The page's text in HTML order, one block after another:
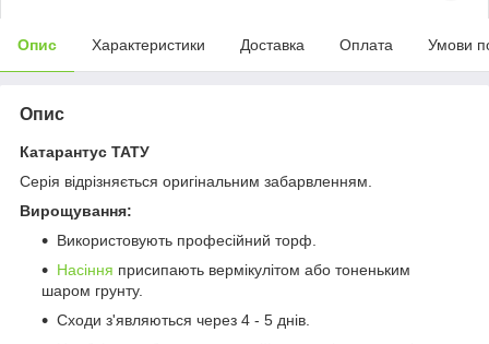
Опис Характеристики Доставка Оплата Умови
Опис
Катарантус ТАТУ
Серія відрізняється оригінальним забарвленням.
Вирощування:
Використовують професійний торф.
Насіння присипають вермікулітом або тоненьким
шаром грунту.
Сходи з'являються через 4 - 5 днів.